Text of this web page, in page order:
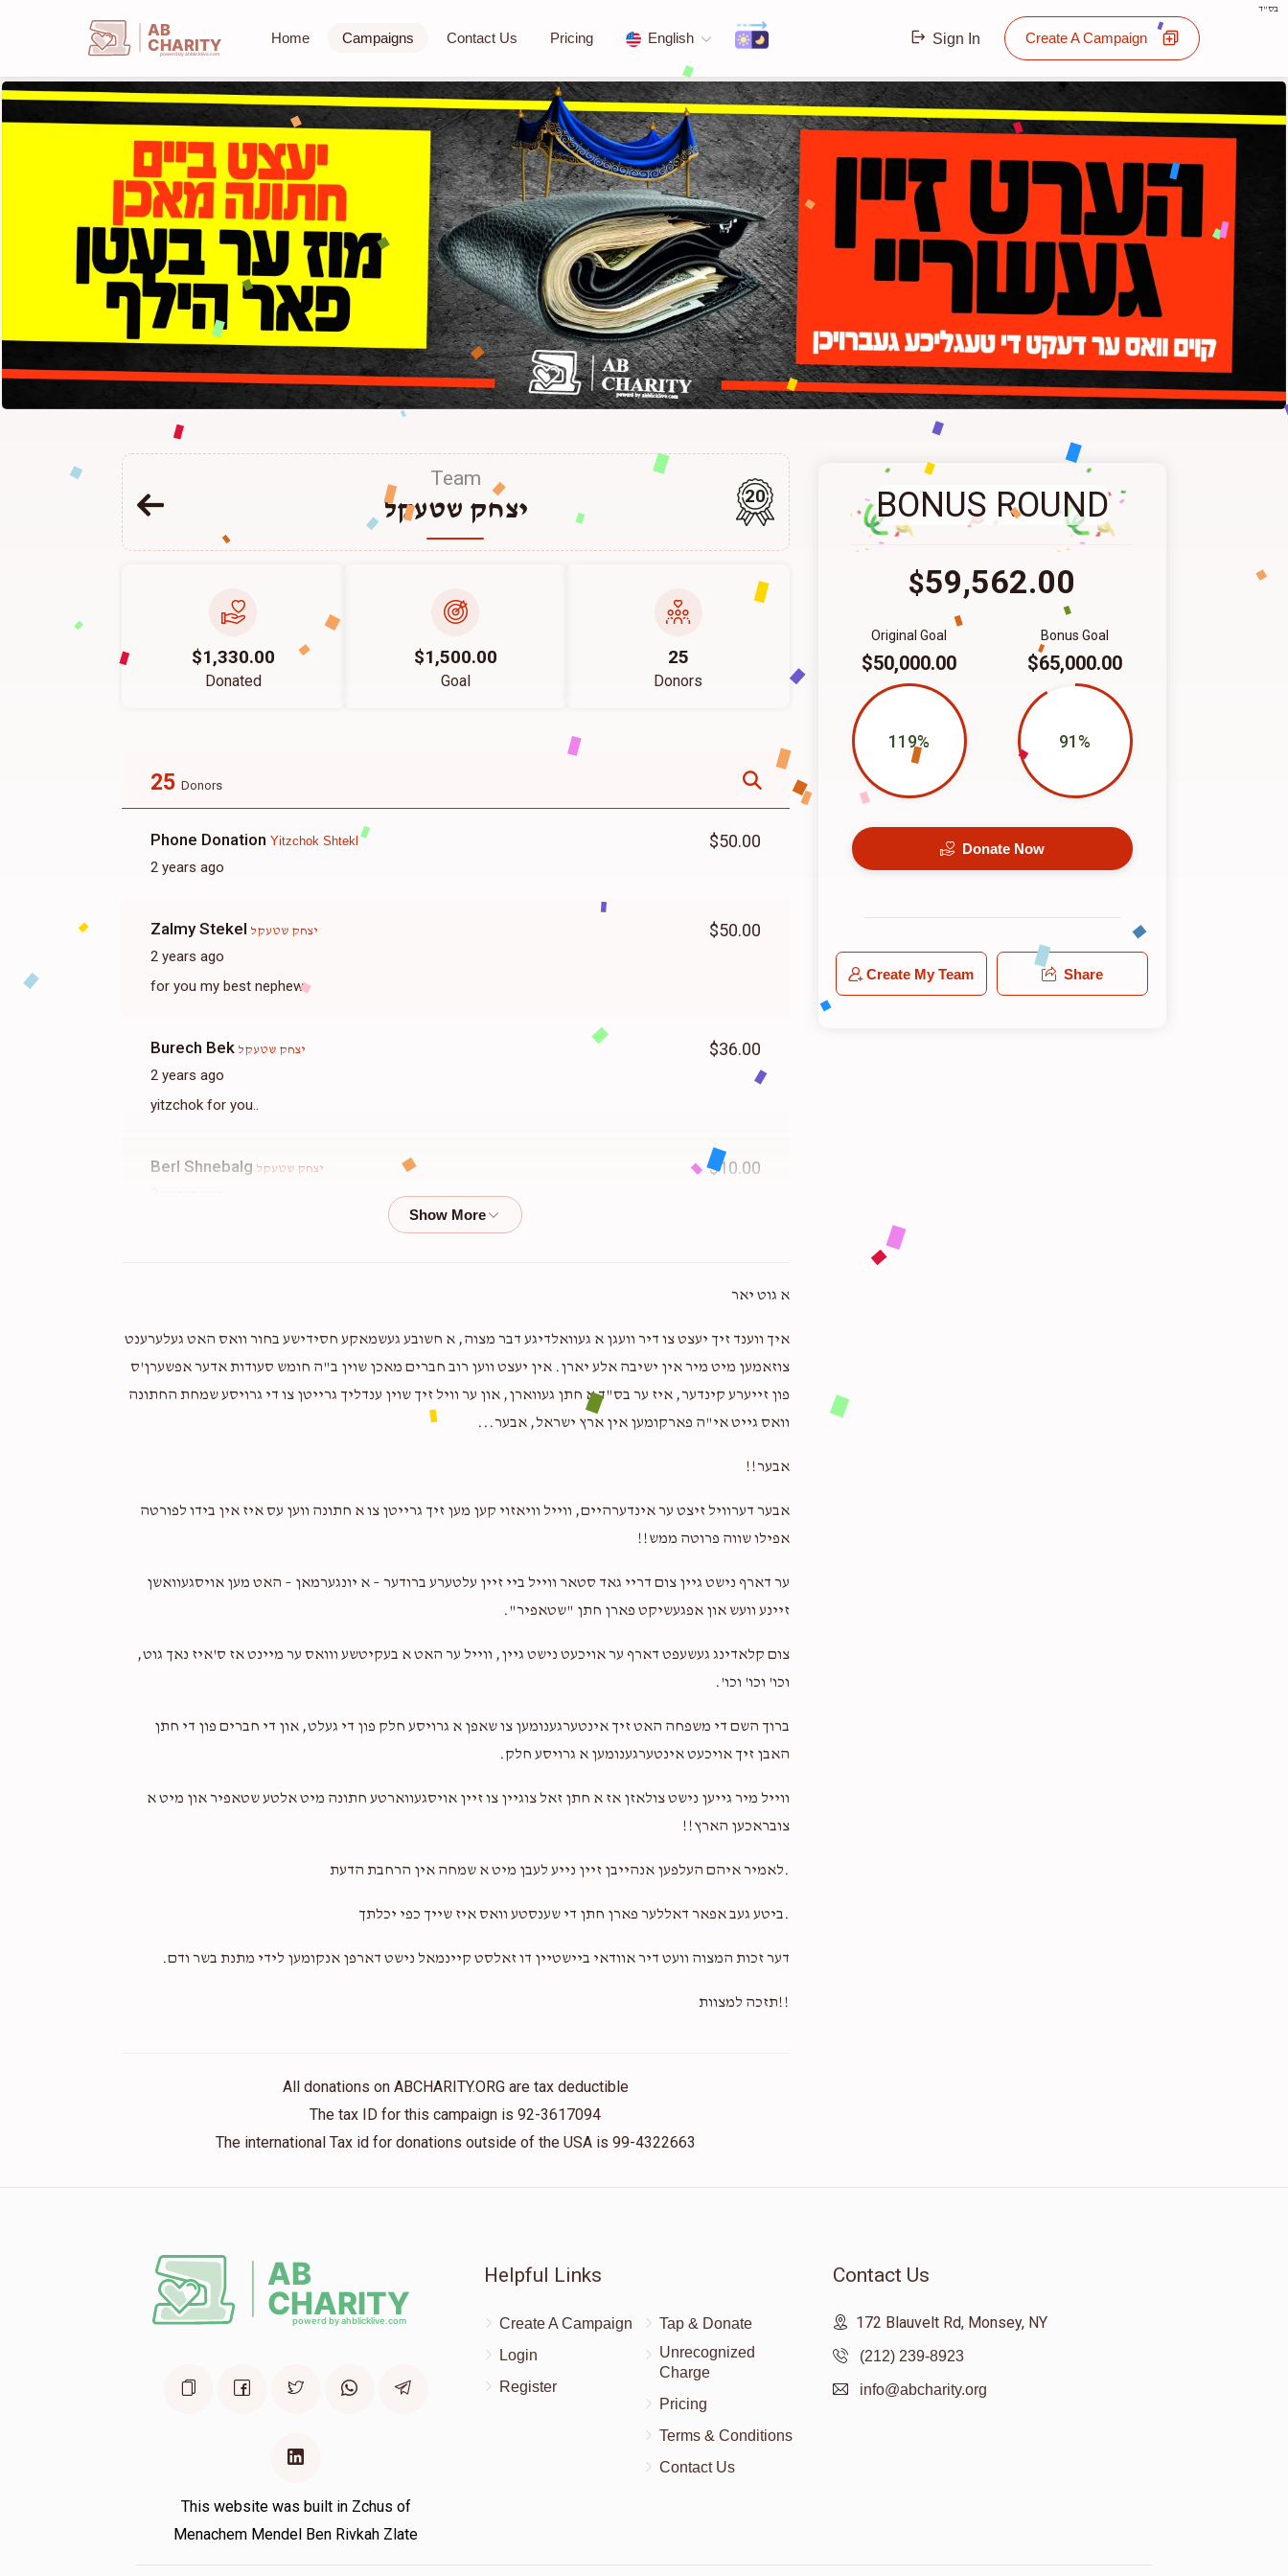
בס"ד
AB
CHARITY
powerd by ahblicklive.com
Home Campaigns Contact Us Pricing English Sign In Create A Campaign
Team
יצחק שטעקל 20
$1,330.00
Donated
$1,500.00
Goal
25
Donors
25 Donors
Phone Donation Yitzchok Shtekl
2 years ago
$50.00
Zalmy Stekel יצחק שטעקל
2 years ago
$50.00
for you my best nephew
Burech Bek יצחק שטעקל
2 years ago
$36.00
yitzchok for you..
Berl Shnebalg יצחק שטעקל $10.00
שלמה זלמן שווארטץ יצחק שטעקל
2 years ago
$5.00
2 years ago
$50.00
א גוט יאר
איך ווענד זיך יעצט צו דיר וועגן א געוואלדיגע דבר מצוה, א חשובע געשמאקע חסידישע בחור וואס האט געלערענט
צוזאמען מיט מיר אין ישיבה אלע יארן. אין יעצט ווען רוב חברים מאכן שוין ב"ה חומש סעודות אדער אפשערן'ס
פון זייערע קינדער, איז ער בס"ד א חתן געווארן, און ער וויל זיך שוין ענדליך גרייטן צו די גרויסע שמחת החתונה
וואס גייט אי"ה פארקומען אין ארץ ישראל, אבער...
אבער!!
אבער דערוויל זיצט ער אינדערהיים, ווייל וויאזוי קען מען זיך גרייטן צו א חתונה ווען עס איז אין בידו לפורטה
אפילו שווה פרוטה ממש!!
ער דארף נישט גיין צום דריי גאד סטאר ווייל ביי זיין עלטערע ברודער – א יונגערמאן – האט מען אויסגעוואשן
זיינע וועש און אפגעשיקט פארן חתן "שטאפיר".
צום קלאדינג געשעפט דארף ער אויכעט נישט גיין, ווייל ער האט א בעקיטשע ווואס ער מיינט אז ס'איז נאך גוט,
וכו' וכו' וכו'.
ברוך השם די משפחה האט זיך אינטערגענומען צו שאפן א גרויסע חלק פון די געלט, און די חברים פון די חתן
האבן זיך אויכעט אינטערגענומען א גרויסע חלק.
ווייל מיר גייען נישט צולאזן אז א חתן זאל צוגיין צו זיין אויסגעווארטע חתונה מיט אלטע שטאפיר און מיט א
צובראכען הארץ!!
.לאמיר איהם העלפען אנהייבן זיין נייע לעבן מיט א שמחה אין הרחבת הדעת
.ביטע געב אפאר דאללער פארן חתן די שענסטע וואס איז שייך כפי יכלתך
דער זכות המצוה וועט דיר אוודאי ביישטיין דו זאלסט קיינמאל נישט דארפן אנקומען לידי מתנת בשר ודם.
!!תזכה למצוות
All donations on ABCHARITY.ORG are tax deductible
The tax ID for this campaign is 92-3617094
The international Tax id for donations outside of the USA is 99-4322663
BONUS ROUND
$59,562.00
Bonus Goal
$65,000.00
91%
Original Goal
$50,000.00
119%
Donate Now
Create My Team Share
This website was built in Zchus of
Menachem Mendel Ben Rivkah Zlate
Helpful Links
Create A Campaign
Login
Register
Tap & Donate
Unrecognized
Charge
Pricing
Terms & Conditions
Contact Us
Contact Us
172 Blauvelt Rd, Monsey, NY
(212) 239-8923
info@abcharity.org